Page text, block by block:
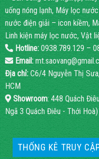
uống nóng lạnh, Máy lọc
nước điện giải – icon kiềm,
Linh kiện máy lọc nước, Vật
Hotline:0938.789.129 –
Email:
Địa chỉ: C6/4 Nguyễn Thị
HCM
Showroom: 448 Quách
Ngã 3 Quách Điêu - Thới Hoà)
THỐNG KÊ TRUY